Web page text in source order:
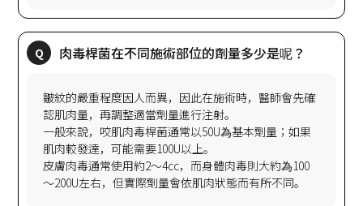
皺紋的嚴重程度因人而異，因此在施術時，醫師會先確
認肌肉量，再調整適當劑量進行注射。
一般來說，咬肌肉毒桿菌通常以50U為基本劑量；如果
肌肉較發達，可能需要100U以上。
皮膚肉毒通常使用約2～4cc，而身體肉毒則大約為100